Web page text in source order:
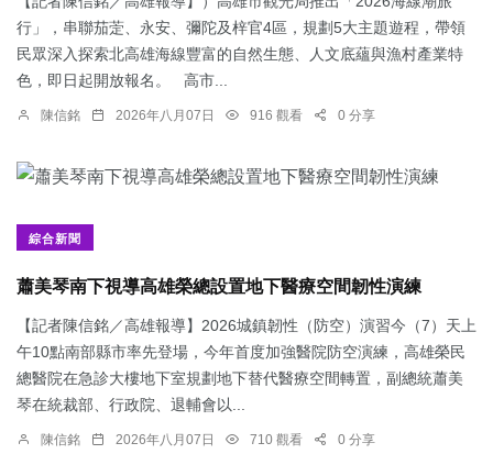
行」，串聯茄萣、永安、彌陀及梓官4區，規劃5大主題遊程，帶領
民眾深入探索北高雄海線豐富的自然生態、人文底蘊與漁村產業特
色，即日起開放報名。 高市...
陳信銘 2026年八月07日 916 觀看 0 分享
綜合新聞
蕭美琴南下視導高雄榮總設置地下醫療空間韌性演練
【記者陳信銘／高雄報導】2026城鎮韌性（防空）演習今（7）天上
午10點南部縣市率先登場，今年首度加強醫院防空演練，高雄榮民
總醫院在急診大樓地下室規劃地下替代醫療空間轉置，副總統蕭美
琴在統裁部、行政院、退輔會以...
陳信銘 2026年八月07日 710 觀看 0 分享